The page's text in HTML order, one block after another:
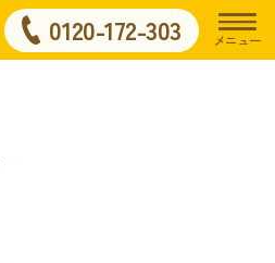
メニュー
0120-172-303